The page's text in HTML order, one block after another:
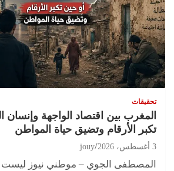
تحقيقات
المغرب بين اقتصاد الواجهة
تكبر الأرقام وتضيق حياة المواطن
3 أغسطس، 2026 jouy
المصطفى الجوي – موطني نيوز ليست